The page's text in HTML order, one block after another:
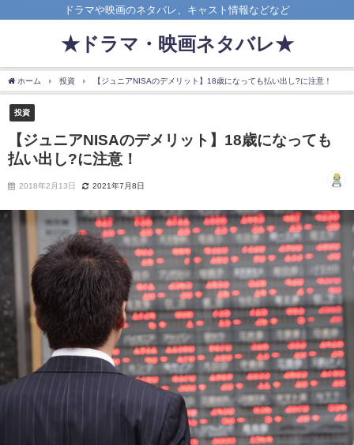
ドラマや映画のネタバレ、キャスト情報などなど
★ドラマ・映画ネタバレ★
ホーム 投資 【ジュニアNISAのデメリット】18歳になっても払い出し?に注意！
投資
【ジュニアNISAのデメリット】18歳になっても
払い出し?に注意！
2018年2月13日 2021年7月8日